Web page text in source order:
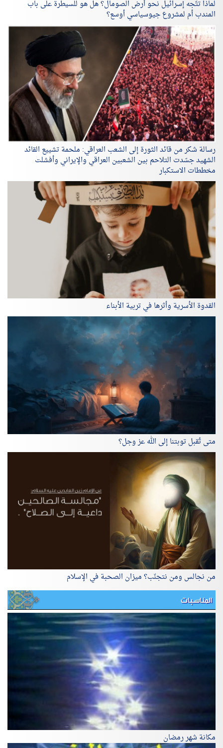
لماذا تتّجه إسرائيل نحو أرض الصومال؟ هل هو للسيطرة على باب
المندب أم لمشروع جيوسياسي أوسع؟
رسالة شكر من قائد الثورة إلى الشعب العراقي: ملحمة تشييع القائد
الشهيد جسّدت التلاحم بين الشعبين العراقي والإيراني وأفشلت
مخططات الاستكبار
القدوة الأسرية وأثرها في تربية الأبناء
متى تُقبل توبتنا إلى الله عز وجل؟
من نجالس ومن نتجنّب؟ ميزان الصحبة في الإسلام
المناسبات
مكانة شهر رمضان